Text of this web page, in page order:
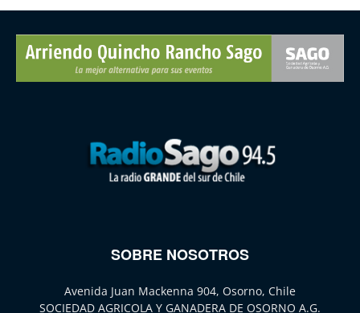
SOBRE NOSOTROS
Avenida Juan Mackenna 904, Osorno, Chile
SOCIEDAD AGRICOLA Y GANADERA DE OSORNO A.G.